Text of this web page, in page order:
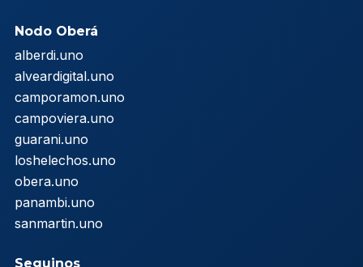
Nodo Oberá
alberdi.uno
alveardigital.uno
camporamon.uno
campoviera.uno
guarani.uno
loshelechos.uno
obera.uno
panambi.uno
sanmartin.uno
Seguinos